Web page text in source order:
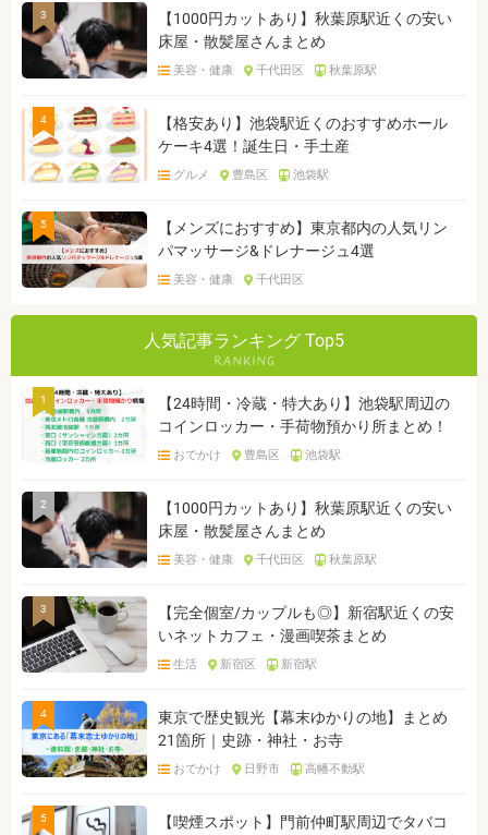
3
【1000円カットあり】秋葉原駅近くの安い
床屋・散髪屋さんまとめ
美容・健康 千代田区 秋葉原駅
4
【格安あり】池袋駅近くのおすすめホール
ケーキ4選！誕生日・手土産
グルメ 豊島区 池袋駅
5
【メンズにおすすめ】東京都内の人気リン
パマッサージ&ドレナージュ4選
美容・健康 千代田区
人気記事ランキング Top5
1
【24時間・冷蔵・特大あり】池袋駅周辺の
コインロッカー・手荷物預かり所まとめ！
おでかけ 豊島区 池袋駅
2
【1000円カットあり】秋葉原駅近くの安い
床屋・散髪屋さんまとめ
美容・健康 千代田区 秋葉原駅
3
【完全個室/カップルも◎】新宿駅近くの安
いネットカフェ・漫画喫茶まとめ
生活 新宿区 新宿駅
4
東京で歴史観光【幕末ゆかりの地】まとめ
21箇所｜史跡・神社・お寺
おでかけ 日野市 高幡不動駅
5
【喫煙スポット】門前仲町駅周辺でタバコ